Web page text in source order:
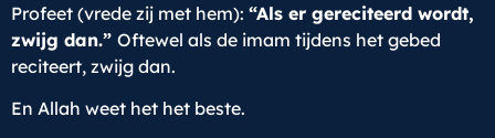
Profeet (vrede zij met hem): “Als er gereciteerd wordt,
zwijg dan.” Oftewel als de imam tijdens het gebed
reciteert, zwijg dan.
En Allah weet het het beste.